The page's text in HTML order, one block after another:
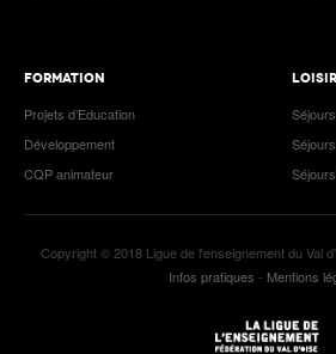
FORMATION
Projets d’Education
Développement
CQP animateur
Copyright © 2018 Ligue de l'enseignement du Val
Infos pratiques - Mentions